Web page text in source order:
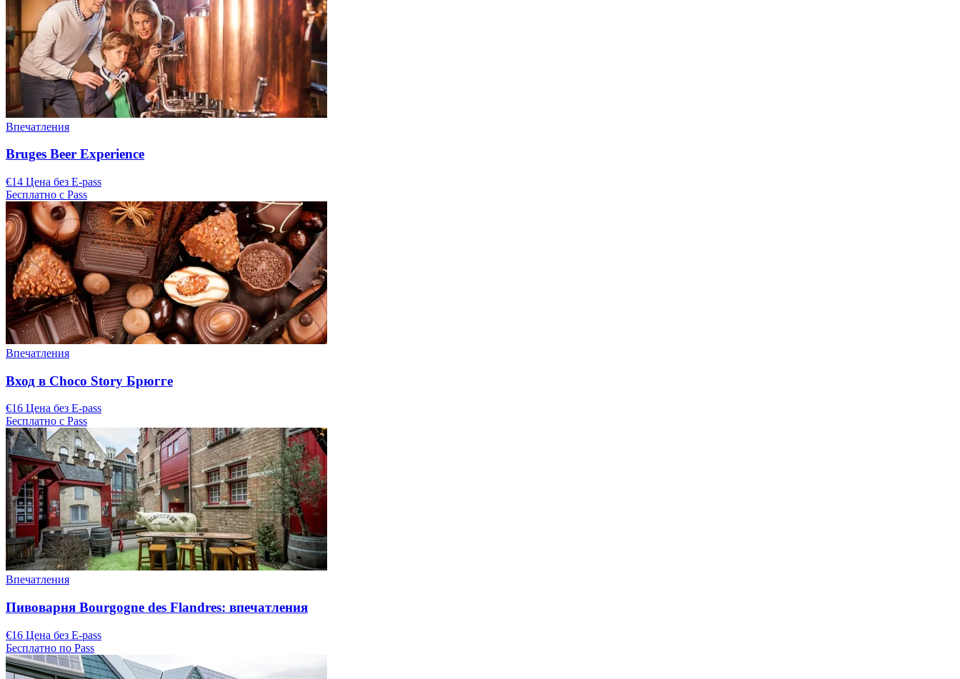
Впечатления
Bruges Beer Experience
€14 Цена без E-pass
Бесплатно с Pass
Впечатления
Вход в Choco Story Брюгге
€16 Цена без E-pass
Бесплатно с Pass
Впечатления
Пивоварня Bourgogne des Flandres: впечатления
€16 Цена без E-pass
Бесплатно по Pass